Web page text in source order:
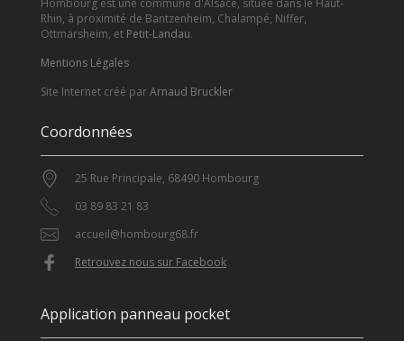
Hombourg est une commune d'Alsace, située dans le Haut-
Rhin, à proximité de Bantzenheim, Chalampé, Niffer,
Ottmarsheim, et Petit-Landau.
Mentions Légales
Site Internet créé parArnaud Bruckler
Coordonnées
25 Rue Principale, 68490 Hombourg
03 89 83 21 83
accueil@hombourg68.fr
Retrouvez nous sur Facebook
Application panneau pocket